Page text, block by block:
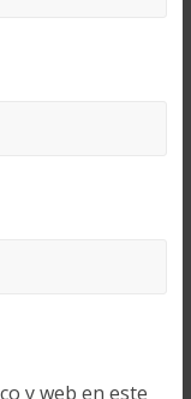
y web en este